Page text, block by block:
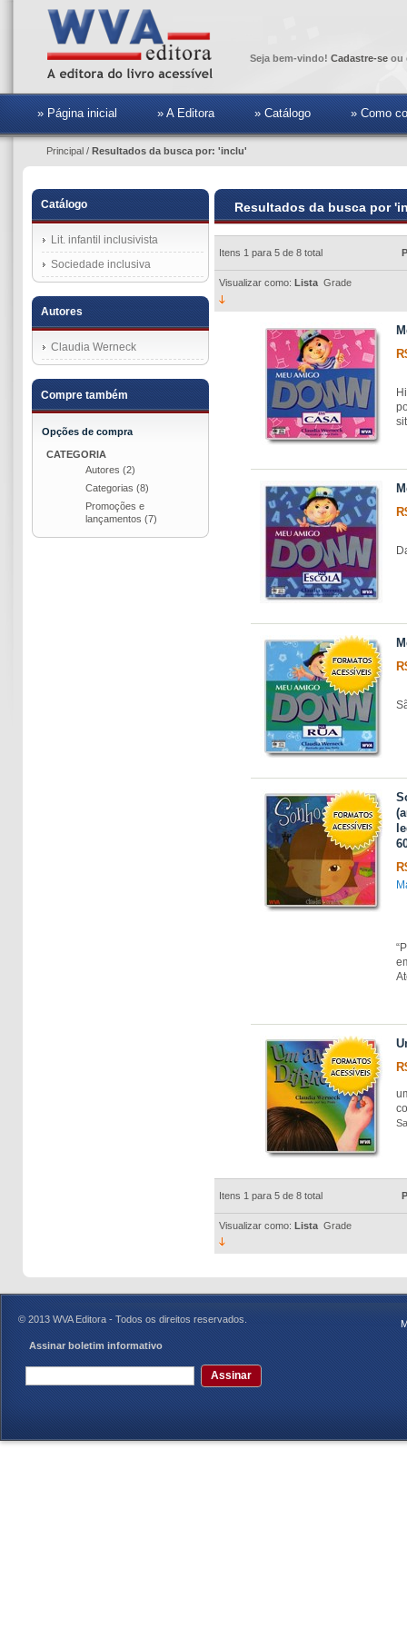
Seja bem-vindo! Cadastre-se ou
» Página inicial » A Editora » Catálogo » Como
Principal / Resultados da busca por: 'inclu'
Resultados da busca por
Itens 1 para 5 de 8 total
Visualizar como: Lista Grade
Itens 1 para 5 de 8 total
Visualizar como: Lista Grade
Catálogo
Lit. infantil inclusivista
Sociedade inclusiva
Autores
Claudia Werneck
Compre também
Opções de compra
CATEGORIA
Autores (2)
Categorias (8)
Promoções e
lançamentos (7)
© 2013 WVA Editora - Todos os direitos reservados.
Assinar boletim informativo
Assinar